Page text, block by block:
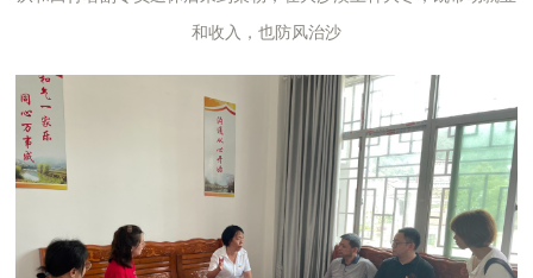
和收入，也防风治沙